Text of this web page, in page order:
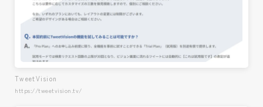
TweetVision
https://tweetvision.tv/